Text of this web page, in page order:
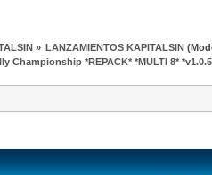
» LANZAMIENTOS KAPITALSIN
Championship *REPACK* *MULTI 8*